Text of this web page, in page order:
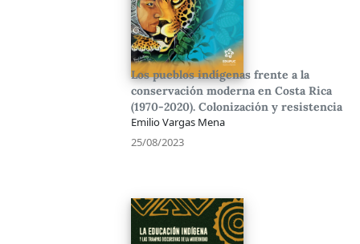
Los pueblos indígenas frente a la
conservación moderna en Costa Rica
(1970-2020). Colonización y resistencia
Emilio Vargas Mena
25/08/2023